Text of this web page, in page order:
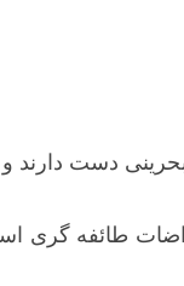
دست دارند و